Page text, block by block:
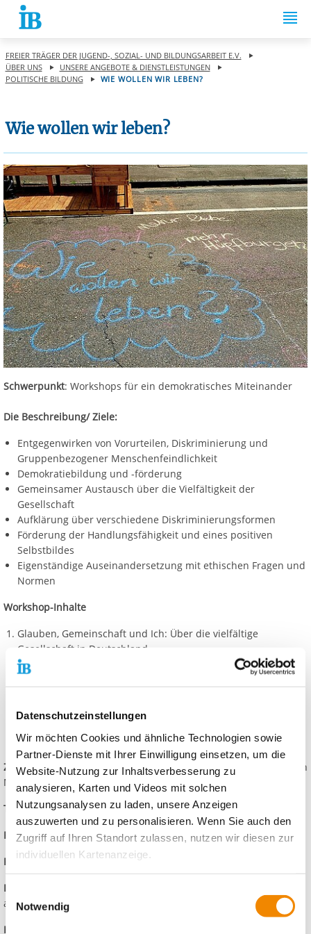
Datenschutzeinstellungen
Wir möchten Cookies und ähnliche Technologien sowie
Partner-Dienste mit Ihrer Einwilligung einsetzen, um die
Website-Nutzung zur Inhaltsverbesserung zu
analysieren, Karten und Videos mit solchen
Nutzungsanalysen zu laden, unsere Anzeigen
auszuwerten und zu personalisieren. Wenn Sie auch den
Zugriff auf Ihren Standort zulassen, nutzen wir diesen zur
individuellen Kartenanzeige.
unsere Partner Daten wie Ihre IP-Adresse und
verarbeiten diese zusammen mit Daten von anderen
Einwilligungsauswahl
Notwendig
Springe zum Inhalt
FREIER TRÄGER DER JUGEND-, SOZIAL- UND BILDUNGSARBEIT E.V.
ÜBER UNS
UNSERE ANGEBOTE & DIENSTLEISTUNGEN
POLITISCHE BILDUNG
WIE WOLLEN WIR LEBEN?
Wie wollen wir leben?
Schwerpunkt: Workshops für ein demokratisches Miteinander
Die Beschreibung/ Ziele:
Entgegenwirken von Vorurteilen, Diskriminierung und
Gruppenbezogener Menschenfeindlichkeit
Demokratiebildung und -förderung
Gemeinsamer Austausch über die Vielfältigkeit der
Gesellschaft
Aufklärung über verschiedene Diskriminierungsformen
Förderung der Handlungsfähigkeit und eines positiven
Selbstbildes
Eigenständige Auseinandersetzung mit ethischen Fragen und
Normen
Workshop-Inhalte
Glauben, Gemeinschaft und Ich: Über die vielfältige
Gesellschaft in Deutschland
Geschlechterrollen in der Gesellschaft: Über Rollenbilder,
Diskriminierung und die Rolle von Medien
Identität(en): Erfahrungen über Zugehörigkeit und
Ausgrenzung
Zielgruppe: Schüler*innen der Jahrgangsstufe 5-13 in der Region
Mainz
Teilnehmenden-Zahl: bis zu 30 Personen
Format: Workshop
Präsenz/Digital : Präsenz
Dauer
an mehreren Tagen
Kontakt